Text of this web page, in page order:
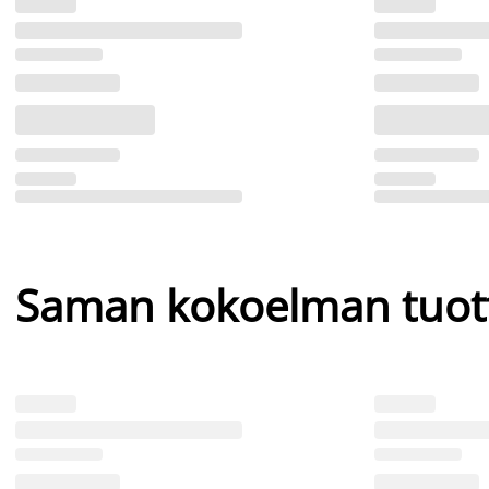
Saman kokoelman